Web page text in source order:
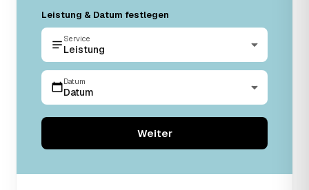
Leistung & Datum festlegen
Service
Leistung
Datum
Datum
Weiter